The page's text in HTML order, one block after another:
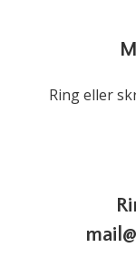
Ring eller